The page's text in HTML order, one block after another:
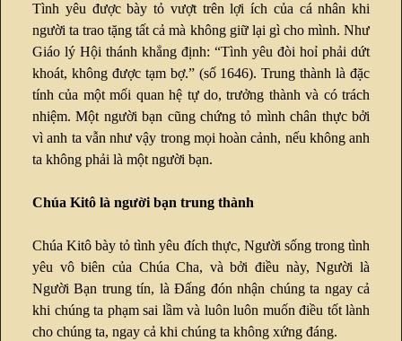
Tình yêu được bày tỏ vượt trên lợi ích của cá nhân khi
người ta trao tặng tất cả mà không giữ lại gì cho mình. Như
Giáo lý Hội thánh khẳng định: “Tình yêu đòi hoỉ phải dứt
khoát, không được tạm bợ.” (số 1646). Trung thành là đặc
tính của một mối quan hệ tự do, trưởng thành và có trách
nhiệm. Một người bạn cũng chứng tỏ mình chân thực bởi
vì anh ta vẫn như vậy trong mọi hoàn cảnh, nếu không anh
ta không phải là một người bạn.
Chúa Kitô là người bạn trung thành
Chúa Kitô bày tỏ tình yêu đích thực, Người sống trong tình
yêu vô biên của Chúa Cha, và bởi điều này, Người là
Người Bạn trung tín, là Đấng đón nhận chúng ta ngay cả
khi chúng ta phạm sai lầm và luôn luôn muốn điều tốt lành
cho chúng ta, ngay cả khi chúng ta không xứng đáng.